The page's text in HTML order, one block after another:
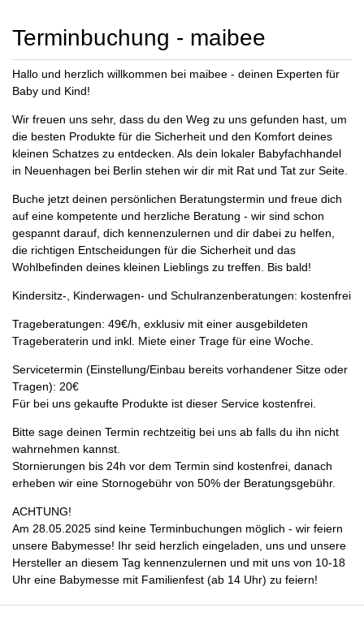
Terminbuchung - maibee
Hallo und herzlich willkommen bei maibee - deinen Experten für
Baby und Kind!
Wir freuen uns sehr, dass du den Weg zu uns gefunden hast, um
die besten Produkte für die Sicherheit und den Komfort deines
kleinen Schatzes zu entdecken. Als dein lokaler Babyfachhandel
in Neuenhagen bei Berlin stehen wir dir mit Rat und Tat zur Seite.
Buche jetzt deinen persönlichen Beratungstermin und freue dich
auf eine kompetente und herzliche Beratung - wir sind schon
gespannt darauf, dich kennenzulernen und dir dabei zu helfen,
die richtigen Entscheidungen für die Sicherheit und das
Wohlbefinden deines kleinen Lieblings zu treffen. Bis bald!
Kindersitz-, Kinderwagen- und Schulranzenberatungen: kostenfrei
Trageberatungen: 49€/h, exklusiv mit einer ausgebildeten
Trageberaterin und inkl. Miete einer Trage für eine Woche.
Servicetermin (Einstellung/Einbau bereits vorhandener Sitze oder
Tragen): 20€
Für bei uns gekaufte Produkte ist dieser Service kostenfrei.
Bitte sage deinen Termin rechtzeitig bei uns ab falls du ihn nicht
wahrnehmen kannst.
Stornierungen bis 24h vor dem Termin sind kostenfrei, danach
erheben wir eine Stornogebühr von 50% der Beratungsgebühr.
ACHTUNG!
Am 28.05.2025 sind keine Terminbuchungen möglich - wir feiern
unsere Babymesse! Ihr seid herzlich eingeladen, uns und unsere
Hersteller an diesem Tag kennenzulernen und mit uns von 10-18
Uhr eine Babymesse mit Familienfest (ab 14 Uhr) zu feiern!